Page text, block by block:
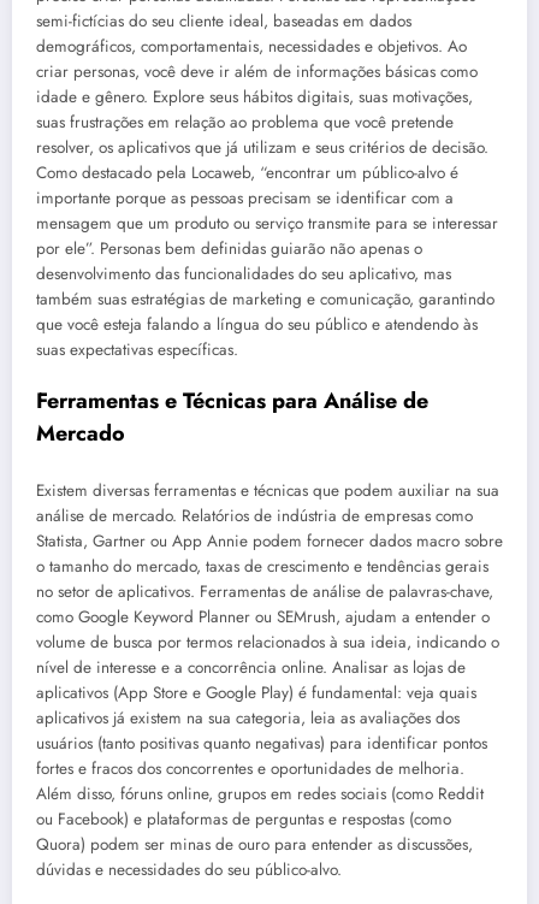
semi-fictícias do seu cliente ideal, baseadas em dados
demográficos, comportamentais, necessidades e objetivos. Ao
criar personas, você deve ir além de informações básicas como
idade e gênero. Explore seus hábitos digitais, suas motivações,
suas frustrações em relação ao problema que você pretende
resolver, os aplicativos que já utilizam e seus critérios de decisão.
Como destacado pela Locaweb, “encontrar um público-alvo é
importante porque as pessoas precisam se identificar com a
mensagem que um produto ou serviço transmite para se interessar
por ele”. Personas bem definidas guiarão não apenas o
desenvolvimento das funcionalidades do seu aplicativo, mas
também suas estratégias de marketing e comunicação, garantindo
que você esteja falando a língua do seu público e atendendo às
suas expectativas específicas.
Ferramentas e Técnicas para Análise de
Mercado
Existem diversas ferramentas e técnicas que podem auxiliar na sua
análise de mercado. Relatórios de indústria de empresas como
Statista, Gartner ou App Annie podem fornecer dados macro sobre
o tamanho do mercado, taxas de crescimento e tendências gerais
no setor de aplicativos. Ferramentas de análise de palavras-chave,
como Google Keyword Planner ou SEMrush, ajudam a entender o
volume de busca por termos relacionados à sua ideia, indicando o
nível de interesse e a concorrência online. Analisar as lojas de
aplicativos (App Store e Google Play) é fundamental: veja quais
aplicativos já existem na sua categoria, leia as avaliações dos
usuários (tanto positivas quanto negativas) para identificar pontos
fortes e fracos dos concorrentes e oportunidades de melhoria.
Além disso, fóruns online, grupos em redes sociais (como Reddit
ou Facebook) e plataformas de perguntas e respostas (como
Quora) podem ser minas de ouro para entender as discussões,
dúvidas e necessidades do seu público-alvo.